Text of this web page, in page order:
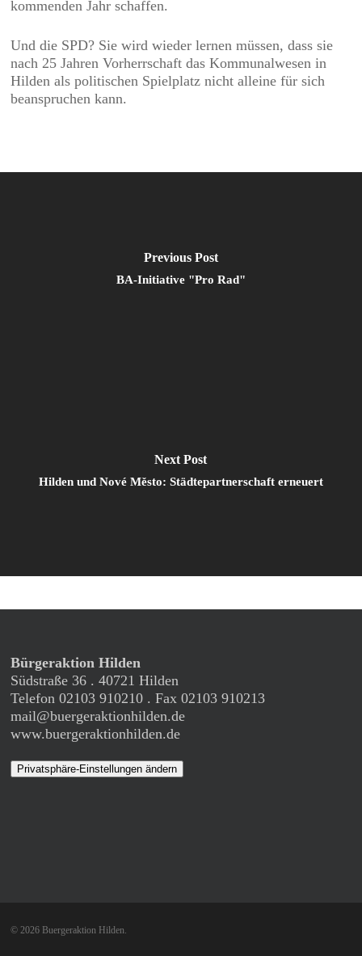
kommenden Jahr schaffen.
Und die SPD? Sie wird wieder lernen müssen, dass sie
nach 25 Jahren Vorherrschaft das Kommunalwesen in
Hilden als politischen Spielplatz nicht alleine für sich
beanspruchen kann.
Previous Post
BA-Initiative "Pro Rad"
Next Post
Hilden und Nové Město: Städtepartnerschaft erneuert
Bürgeraktion Hilden
Südstraße 36 . 40721 Hilden
Telefon 02103 910210 . Fax 02103 910213
mail@buergeraktionhilden.de
www.buergeraktionhilden.de
Privatsphäre-Einstellungen ändern
© 2026 Buergeraktion Hilden.